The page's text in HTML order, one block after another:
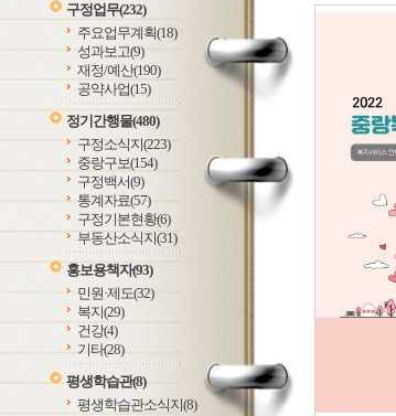
구정업무(232)
주요업무계획(18)
성과보고(9)
재정/예산(190)
공약사업(15)
정기간행물(480)
구정소식지(223)
중랑구보(154)
구정백서(9)
통계자료(57)
구정기본현황(6)
부동산소식지(31)
홍보용책자(93)
민원·제도(32)
복지(29)
건강(4)
기타(28)
평생학습관(8)
평생학습관소식지(8)